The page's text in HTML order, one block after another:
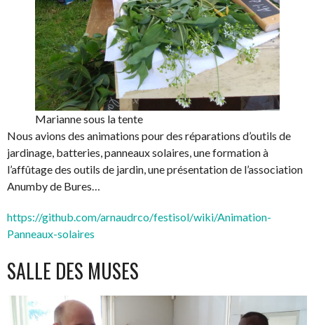
Marianne sous la tente
Nous avions des animations pour des réparations d’outils de
jardinage, batteries, panneaux solaires, une formation à
l’affûtage des outils de jardin, une présentation de l’association
Anumby de Bures…
https://github.com/arnaudrco/festisol/wiki/Animation-
Panneaux-solaires
SALLE DES MUSES